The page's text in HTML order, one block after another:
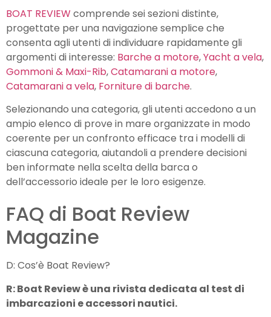
BOAT REVIEW comprende sei sezioni distinte,
progettate per una navigazione semplice che
consenta agli utenti di individuare rapidamente gli
argomenti di interesse: Barche a motore,Yacht a vela,
Gommoni & Maxi-Rib,Catamarani a motore,
Catamarani a vela, Forniture di barche.
Selezionando una categoria, gli utenti accedono a un
ampio elenco di prove in mare organizzate in modo
coerente per un confronto efficace tra i modelli di
ciascuna categoria, aiutandoli a prendere decisioni
ben informate nella scelta della barca o
dell’accessorio ideale per le loro esigenze.
FAQ di Boat Review
Magazine
D: Cos’è Boat Review?
R: Boat Review è una rivista dedicata al test di
imbarcazioni e accessori nautici.